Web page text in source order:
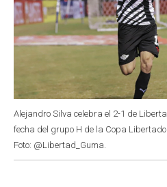
Alejandro Silva celebra el 2-1 de
fecha del grupo H de la Copa
Foto: @Libertad_Guma.